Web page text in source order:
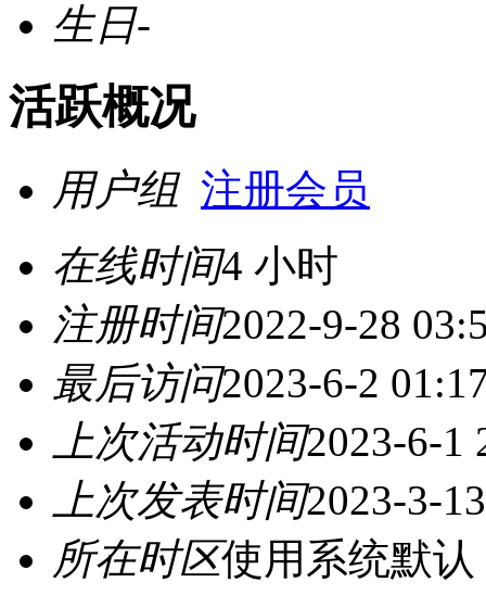
生日-
活跃概况
用户组 注册会员
在线时间4 小时
注册时间2022-9-28
最后访问2023-6-2
上次活动时间2023-6-1
上次发表时间2023-3-
所在时区使用系统默认